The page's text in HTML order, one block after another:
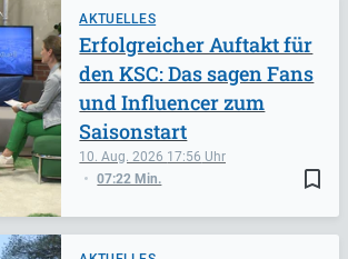
AKTUELLES
bookmark_border
10. Aug. 2026 17:56
07:22 Min.
Erfolgreicher Auftakt für
den KSC: Das sagen Fans
und Influencer zum
Saisonstart